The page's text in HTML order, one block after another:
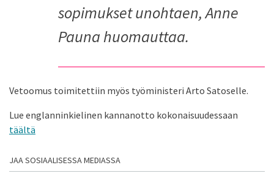
sopimukset unohtaen, Anne
Pauna huomauttaa.
Vetoomus toimitettiin myös työministeri Arto Satoselle.
Lue englanninkielinen kannanotto kokonaisuudessaan
täältä
JAA SOSIAALISESSA MEDIASSA